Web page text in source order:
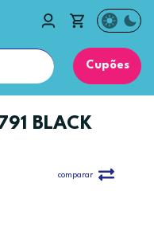
Cupões
BLACK
comparar